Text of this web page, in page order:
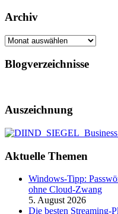
Archiv
Archiv
Blogverzeichnisse
Auszeichnung
Aktuelle Themen
Windows-Tipp:
ohne Cloud-Zwang
5. August 2026
Die besten Streaming-